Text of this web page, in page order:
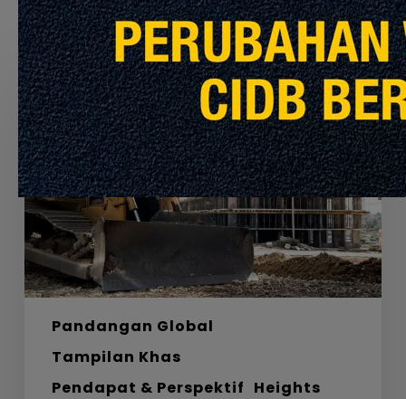
Recommended For You
Pandangan Global
Tampilan Khas
Pendapat & Perspektif Heights
Labirin,
Bahan
dan
Laluan
Menuju
Sifar
Bersih